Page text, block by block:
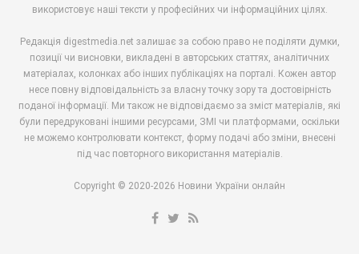
використовує наші тексти у професійних чи інформаційних цілях.
Редакція digestmedia.net залишає за собою право не поділяти думки,
позиції чи висновки, викладені в авторських статтях, аналітичних
матеріалах, колонках або інших публікаціях на порталі. Кожен автор
несе повну відповідальність за власну точку зору та достовірність
поданої інформації. Ми також не відповідаємо за зміст матеріалів, які
були передруковані іншими ресурсами, ЗМІ чи платформами, оскільки
не можемо контролювати контекст, форму подачі або зміни, внесені
під час повторного використання матеріалів.
Copyright © 2020-2026 Новини України онлайн